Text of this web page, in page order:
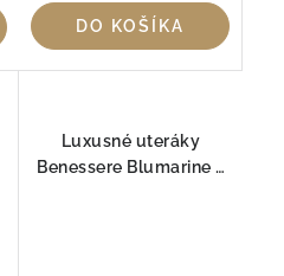
DO KOŠÍKA
Luxusné uteráky
Benessere Blumarine s